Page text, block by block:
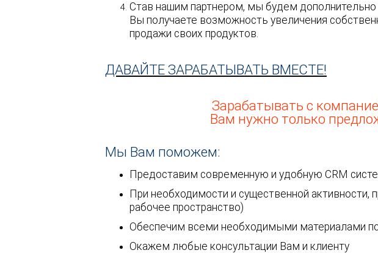
Став нашим партнером, мы будем дополнительно
Вы получаете возможность увеличения
продажи своих продуктов.
ДАВАЙТЕ ЗАРАБАТЫВАТЬ ВМЕСТЕ!
Зарабатывать с
Вам нужно только
Мы Вам поможем:
Предоставим современную и удобную CRM
При необходимости и существенной активности,
рабочее пространство)
Обеспечим всеми необходимыми материалами
Окажем любые консультации Вам и клиенту